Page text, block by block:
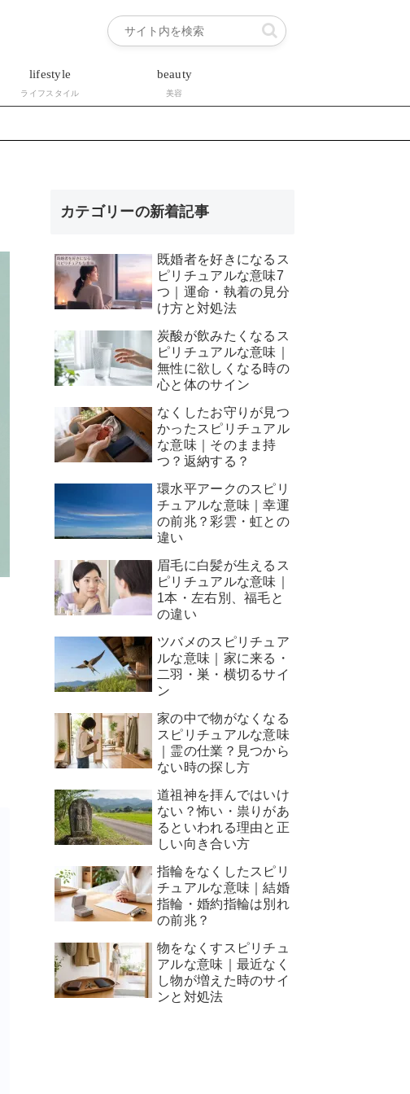
lifestyle
ライフスタイル
beauty
美容
カテゴリーの新着記事
既婚者を好きになるス
ピリチュアルな意味7
つ｜運命・執着の見分
け方と対処法
炭酸が飲みたくなるス
ピリチュアルな意味｜
無性に欲しくなる時の
心と体のサイン
なくしたお守りが見つ
かったスピリチュアル
な意味｜そのまま持
つ？返納する？
環水平アークのスピリ
チュアルな意味｜幸運
の前兆？彩雲・虹との
違い
眉毛に白髪が生えるス
ピリチュアルな意味｜
1本・左右別、福毛と
の違い
ツバメのスピリチュア
ルな意味｜家に来る・
二羽・巣・横切るサイ
ン
家の中で物がなくなる
スピリチュアルな意味
｜霊の仕業？見つから
ない時の探し方
道祖神を拝んではいけ
ない？怖い・祟りがあ
るといわれる理由と正
しい向き合い方
指輪をなくしたスピリ
チュアルな意味｜結婚
指輪・婚約指輪は別れ
の前兆？
物をなくすスピリチュ
アルな意味｜最近なく
し物が増えた時のサイ
ンと対処法